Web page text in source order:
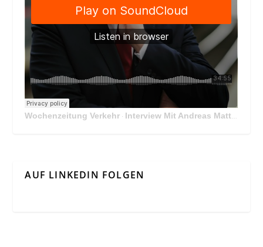
Wochenzeitung Verkehr · Interview Mit Andreas Matthä, CEO der ÖBB Holding
AUF LINKEDIN FOLGEN